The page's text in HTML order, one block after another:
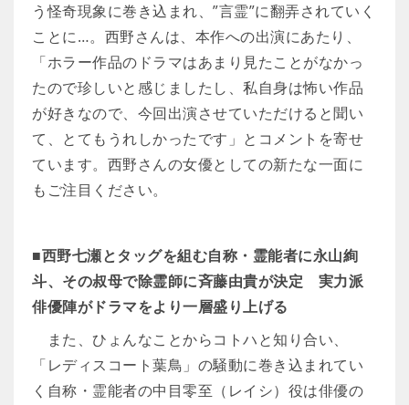
う怪奇現象に巻き込まれ、”言霊”に翻弄されていく
ことに…。西野さんは、本作への出演にあたり、
「ホラー作品のドラマはあまり見たことがなかっ
たので珍しいと感じましたし、私自身は怖い作品
が好きなので、今回出演させていただけると聞い
て、とてもうれしかったです」とコメントを寄せ
ています。西野さんの女優としての新たな一面に
もご注目ください。
■西野七瀬とタッグを組む自称・霊能者に永山絢
斗、その叔母で除霊師に斉藤由貴が決定 実力派
俳優陣がドラマをより一層盛り上げる
また、ひょんなことからコトハと知り合い、
「レディスコート葉鳥」の騒動に巻き込まれてい
く自称・霊能者の中目零至（レイシ）役は俳優の